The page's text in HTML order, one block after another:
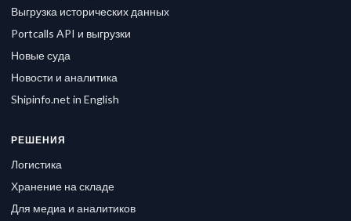
Выгрузка исторических данных
Portcalls API и выгрузки
Новые суда
Новости и аналитика
Shipinfo.net in English
РЕШЕНИЯ
Логистика
Хранение на складе
Для медиа и аналитиков